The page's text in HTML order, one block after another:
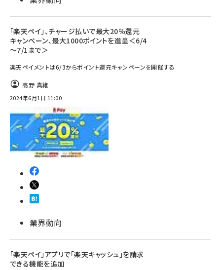
「楽天ペイ」、チャージ払いで最大20％還元
キャンペーン、最大1000ポイントを進呈＜6/4
～7/1まで＞
楽天ペイメントは6/3からポイント還元キャンペーンを開催する
高野 真維
2024年6月1日 11:00
業界動向
「楽天ペイ」アプリで「楽天キャッシュ」を請求
できる機能を追加